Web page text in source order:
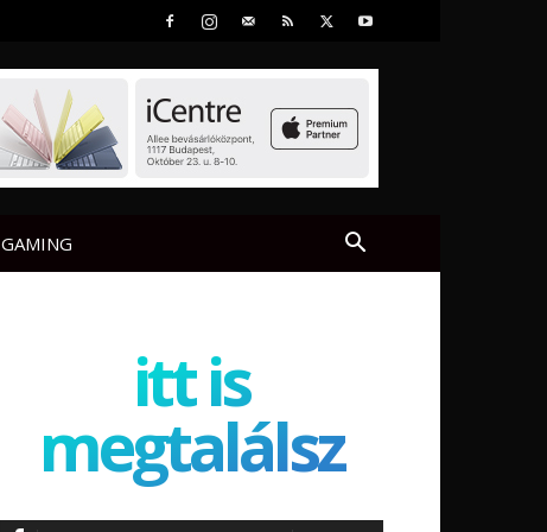
GAMING
itt is
megtalálsz